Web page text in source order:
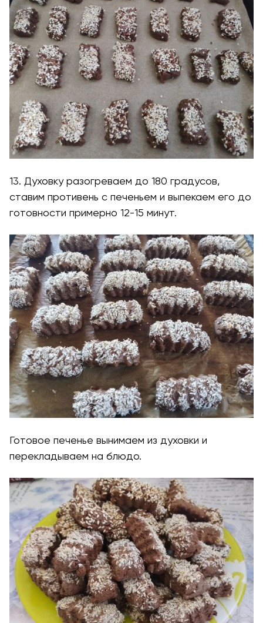
13. Духовку разогреваем до 180 градусов,
ставим противень с печеньем и выпекаем его до
готовности примерно 12-15 минут.
Готовое печенье вынимаем из духовки и
перекладываем на блюдо.